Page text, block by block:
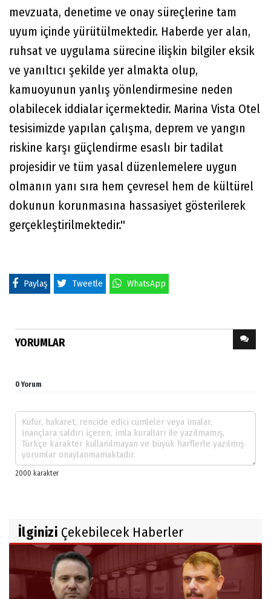
mevzuata, denetime ve onay süreçlerine tam
uyum içinde yürütülmektedir. Haberde yer alan,
ruhsat ve uygulama sürecine ilişkin bilgiler eksik
ve yanıltıcı şekilde yer almakta olup,
kamuoyunun yanlış yönlendirmesine neden
olabilecek iddialar içermektedir. Marina Vista Otel
tesisimizde yapılan çalışma, deprem ve yangın
riskine karşı güçlendirme esaslı bir tadilat
projesidir ve tüm yasal düzenlemelere uygun
olmanın yanı sıra hem çevresel hem de kültürel
dokunun korunmasına hassasiyet gösterilerek
gerçekleştirilmektedir.''
Paylaş Tweetle WhatsApp
YORUMLAR
0 Yorum
İlginizi Çekebilecek Haberler